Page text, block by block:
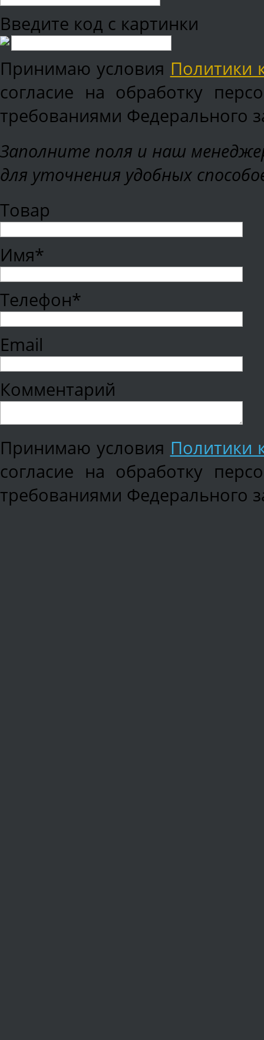
Введите код с картинки
Принимаю условия Политики
согласие на обработку
требованиями Федерального
Заполните поля и наш
для уточнения удобных
Товар
Имя*
Телефон*
Email
Комментарий
Принимаю условия Политики
согласие на обработку
требованиями Федерального